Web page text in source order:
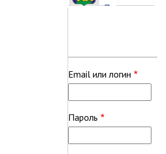
Приморского
Email или логин
Пароль